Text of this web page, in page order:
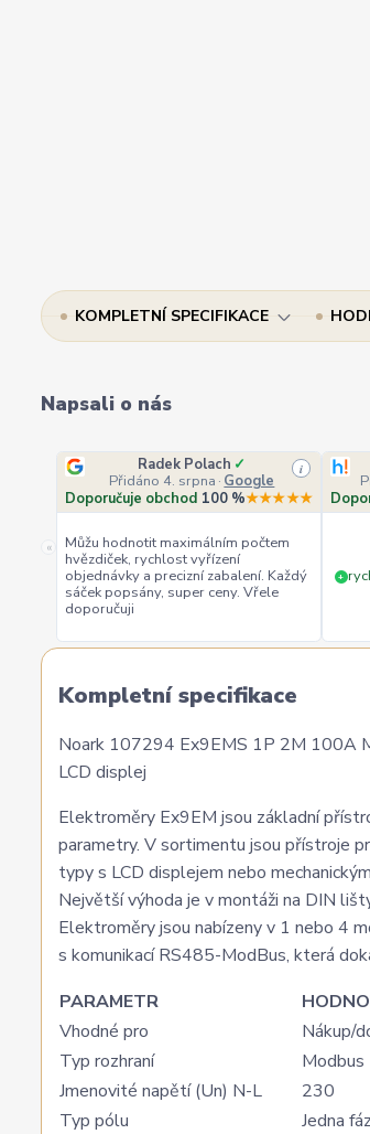
KOMPLETNÍ SPECIFIKACE
Napsali o nás
«
Radek Polach ✓
Přidáno 4. srpna · Google
i
Doporučuje obchod 100 %★★★★★
Můžu hodnotit maximálním počtem
hvězdiček, rychlost vyřízení
objednávky a precizní zabalení. Každý
sáček popsány, super ceny. Vřele
doporučuji
+
Kompletní specifikace
Noark 107294 Ex9EMS 1P 2M 100A
LCD displej
Elektroměry Ex9EM jsou základní
parametry. V sortimentu jsou přístroje
typy s LCD displejem nebo
Největší výhoda je v montáži na DIN
Elektroměry jsou nabízeny v 1 nebo 4
s komunikací RS485-ModBus, která
PARAMETR
Vhodné pro
Nákup/
Typ rozhraní
Modbus
Jmenovité napětí (Un) N-L
230
Typ pólu
Jedna